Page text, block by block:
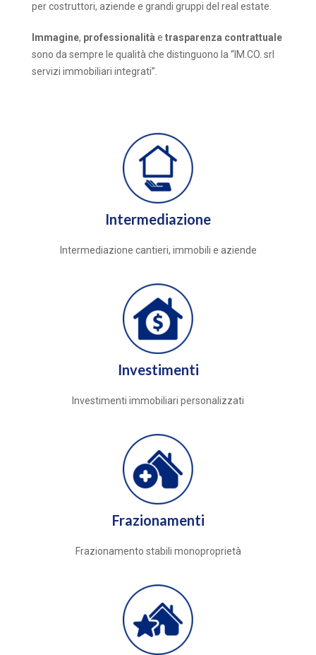
per costruttori, aziende e grandi gruppi del real estate.
Immagine, professionalità e trasparenza contrattuale
sono da sempre le qualità che distinguono la “IM.CO. srl
servizi immobiliari integrati”.
Intermediazione
Intermediazione cantieri, immobili e aziende
Investimenti
Investimenti immobiliari personalizzati
Frazionamenti
Frazionamento stabili monoproprietà